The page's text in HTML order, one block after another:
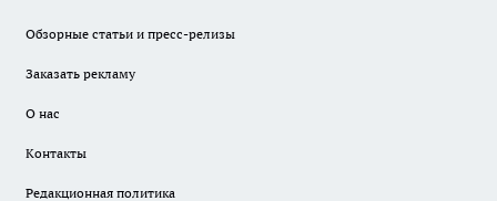
Обзорные статьи и пресс-релизы
Заказать рекламу
О нас
Контакты
Редакционная политика